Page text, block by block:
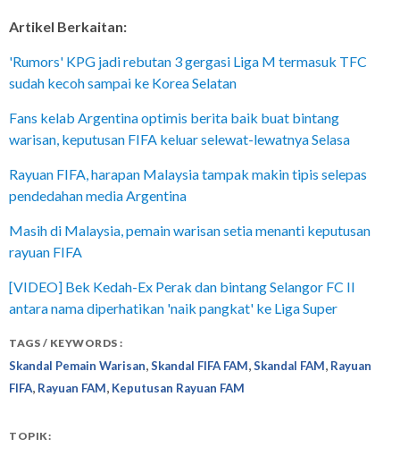
Artikel Berkaitan:
'Rumors' KPG jadi rebutan 3 gergasi Liga M termasuk TFC
sudah kecoh sampai ke Korea Selatan
Fans kelab Argentina optimis berita baik buat bintang
warisan, keputusan FIFA keluar selewat-lewatnya Selasa
Rayuan FIFA, harapan Malaysia tampak makin tipis selepas
pendedahan media Argentina
Masih di Malaysia, pemain warisan setia menanti keputusan
rayuan FIFA
[VIDEO] Bek Kedah-Ex Perak dan bintang Selangor FC II
antara nama diperhatikan 'naik pangkat' ke Liga Super
TAGS / KEYWORDS :
Skandal Pemain Warisan,Skandal FIFA FAM,Skandal FAM, Rayuan
FIFA, Rayuan FAM, Keputusan Rayuan FAM
TOPIK: